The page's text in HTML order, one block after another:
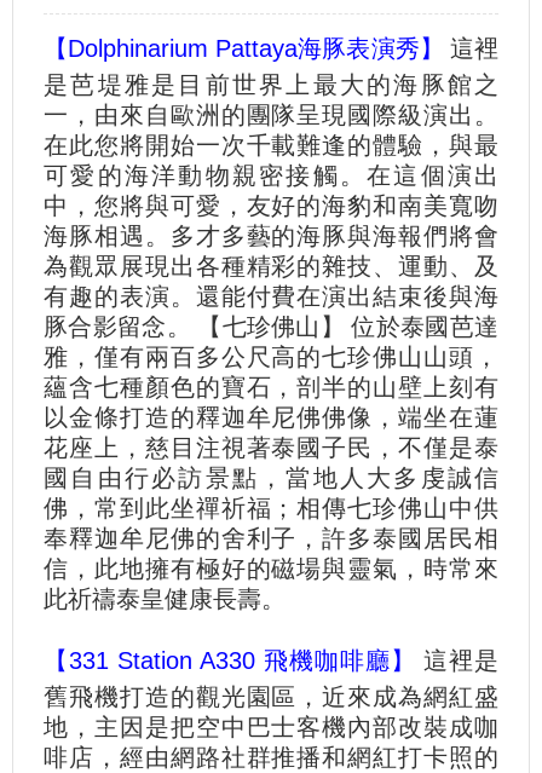
【Dolphinarium Pattaya海豚表演秀】
這裡
是芭堤雅是目前世界上最大的海豚館之
一，由來自歐洲的團隊呈現國際級演出。
在此您將開始一次千載難逢的體驗，與最
可愛的海洋動物親密接觸。在這個演出
中，您將與可愛，友好的海豹和南美寬吻
海豚相遇。多才多藝的海豚與海報們將會
為觀眾展現出各種精彩的雜技、運動、及
有趣的表演。還能付費在演出結束後與海
豚合影留念。 【七珍佛山】 位於泰國芭達
雅，僅有兩百多公尺高的七珍佛山山頭，
蘊含七種顏色的寶石，剖半的山壁上刻有
以金條打造的釋迦牟尼佛佛像，端坐在蓮
花座上，慈目注視著泰國子民，不僅是泰
國自由行必訪景點，當地人大多虔誠信
佛，常到此坐禪祈福；相傳七珍佛山中供
奉釋迦牟尼佛的舍利子，許多泰國居民相
信，此地擁有極好的磁場與靈氣，時常來
此祈禱泰皇健康長壽。
【331 Station A330 飛機咖啡廳】
這裡是
舊飛機打造的觀光園區，近來成為網紅盛
地，主因是把空中巴士客機內部改裝成咖
啡店，經由網路社群推播和網紅打卡照的